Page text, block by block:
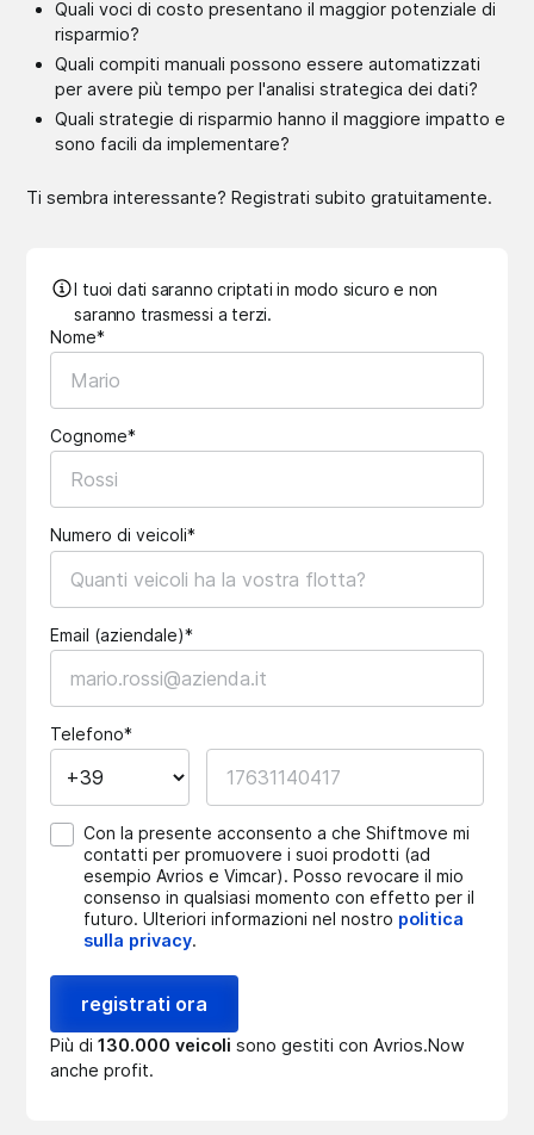
Quali voci di costo presentano il maggior potenziale di
risparmio?
Quali compiti manuali possono essere automatizzati
per avere più tempo per l'analisi strategica dei dati?
Quali strategie di risparmio hanno il maggiore impatto e
sono facili da implementare?
Ti sembra interessante? Registrati subito gratuitamente.
I tuoi dati saranno criptati in modo sicuro e non
saranno trasmessi a terzi.
Nome*
Cognome*
Numero di veicoli*
Email (aziendale)*
Telefono*
Con la presente acconsento a che Shiftmove mi
contatti per promuovere i suoi prodotti (ad
esempio Avrios e Vimcar). Posso revocare il mio
consenso in qualsiasi momento con effetto per il
futuro. Ulteriori informazioni nel nostro politica
sulla privacy.
Più di130.000 veicoli sono gestiti con Avrios.Now
anche profit.